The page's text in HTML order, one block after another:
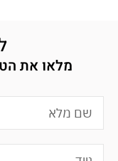
מלאו את